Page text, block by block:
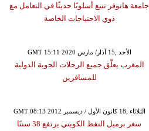
جامعة هانوفر تتبع أسلوبًا حديثًا في التعامل مع
ذوي الاحتياجات الخاصة
GMT 15:11 2020 الأحد ,15 آذار/ مارس
المغرب يعلّق جميع الرحلات الجوية الدولية
للمسافرين
GMT 08:13 2012 الثلاثاء ,18 كانون الأول / ديسمبر
سعر برميل النفط الكويتي يرتفع 38 سنتًا